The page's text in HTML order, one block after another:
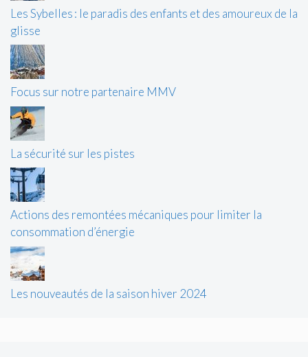
Les Sybelles : le paradis des enfants et des amoureux de la
glisse
Focus sur notre partenaire MMV
La sécurité sur les pistes
Actions des remontées mécaniques pour limiter la
consommation d’énergie
Les nouveautés de la saison hiver 2024